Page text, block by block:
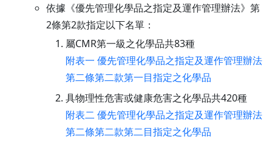
依據《優先管理化學品之指定及運作管理辦法》第
2條第2款指定以下名單：
屬CMR第一級之化學品共83種
附表一 優先管理化學品之指定及運作管理辦法
第二條第二款第一目指定之化學品
具物理性危害或健康危害之化學品共420種
附表二 優先管理化學品之指定及運作管理辦法
第二條第二款第二目指定之化學品